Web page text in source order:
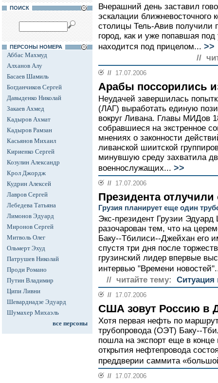
ПОИСК
ПЕРСОНЫ НОМЕРА
Аббас Махмуд
Алханов Алу
Басаев Шамиль
Богданчиков Сергей
Давыденко Николай
Закаев Ахмед
Кадыров Ахмат
Кадыров Рамзан
Касьянов Михаил
Кириенко Сергей
Козулин Александр
Крол Джордж
Кудрин Алексей
Лавров Сергей
Лебедева Татьяна
Лимонов Эдуард
Миронов Сергей
Митволь Олег
Ольмерт Эхуд
Патрушев Николай
Проди Романо
Путин Владимир
Ципи Ливни
Шеварднадзе Эдуард
Шумахер Михаэль
все персоны
Вчерашний день заставил
эскалации ближневосточного
столицы Тель-Авив получили
город, как и уже попавшая
находится под прицелом... >>
//
// 17.07.2006
Арабы поссорились
Неудачей завершилась
(ЛАГ) выработать единую
вокруг Ливана. Главы МИДов
собравшиеся на экстренное
мнениях о законности
ливанской шиитской
минувшую среду захватила
военнослужащих... >>
// 17.07.2006
Президента отлучили
Грузия планирует еще один
Экс-президент Грузии
разочарован тем, что на
Баку--Тбилиси--Джейхан его
спустя три дня после
грузинский лидер впервые
интервью "Времени
// читайте тему:
Ситуация
// 17.07.2006
США зовут Россию в
Хотя первая нефть по
трубопровода (ОЭТ) Баку--
пошла на экспорт еще в
открытия нефтепровода
преддверии саммита
// 17.07.2006